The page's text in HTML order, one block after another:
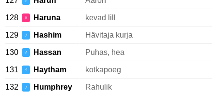
128 ♀ Haruna kevad lill
129 ♂ Hashim Hävitaja kurja
130 ♂ Hassan Puhas, hea
131 ♂ Haytham kotkapoeg
132 ♂ Humphrey Rahulik